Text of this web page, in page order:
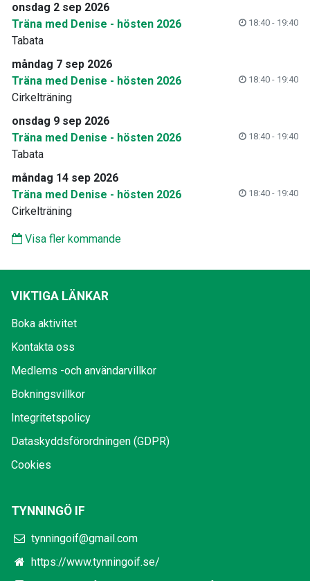
onsdag 2 sep 2026
Träna med Denise - hösten 2026
18:40 - 19:40
Tabata
måndag 7 sep 2026
Träna med Denise - hösten 2026
18:40 - 19:40
Cirkelträning
onsdag 9 sep 2026
Träna med Denise - hösten 2026
18:40 - 19:40
Tabata
måndag 14 sep 2026
Träna med Denise - hösten 2026
18:40 - 19:40
Cirkelträning
Visa fler kommande
VIKTIGA LÄNKAR
Boka aktivitet
Kontakta oss
Medlems -och användarvillkor
Bokningsvillkor
Integritetspolicy
Dataskyddsförordningen (GDPR)
Cookies
TYNNINGÖ IF
tynningoif@gmail.com
https://www.tynningoif.se/